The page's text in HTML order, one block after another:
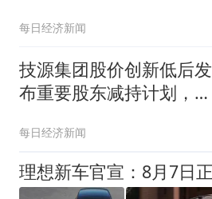
司Corgi，其在旧金山开
24/7咖啡馆被人熟知，估
值飙升引关注
每日经济新闻
技源集团股价创新低后发
布重要股东减持计划，公
每日经济新闻